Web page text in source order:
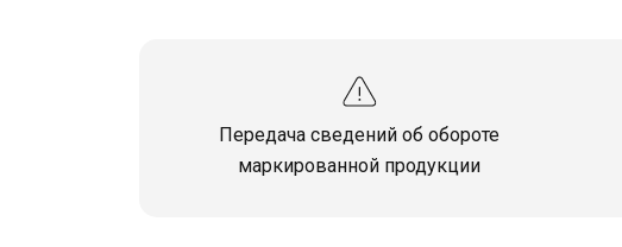
Передача сведений об обороте
маркированной продукции